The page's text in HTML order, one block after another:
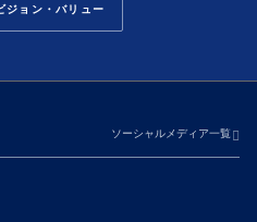
ジョン・バリュー
ソーシャルメディア一覧